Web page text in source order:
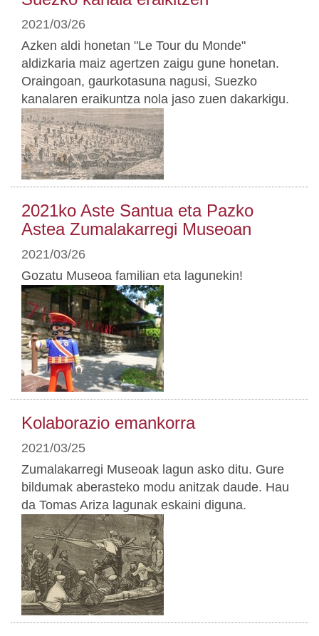
2021/03/26
Azken aldi honetan "Le Tour du Monde"
aldizkaria maiz agertzen zaigu gune honetan.
Oraingoan, gaurkotasuna nagusi, Suezko
kanalaren eraikuntza nola jaso zuen dakarkigu.
2021ko Aste Santua eta Pazko
Astea Zumalakarregi Museoan
2021/03/26
Gozatu Museoa familian eta lagunekin!
Kolaborazio emankorra
2021/03/25
Zumalakarregi Museoak lagun asko ditu. Gure
bildumak aberasteko modu anitzak daude. Hau
da Tomas Ariza lagunak eskaini diguna.